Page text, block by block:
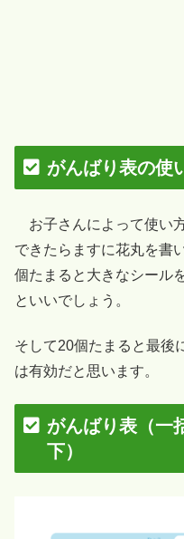
がんばり表の使
お子さんによって使い
できたらますに花丸を書
個たまると大きなシール
といいでしょう。
そして20個たまると最後
は有効だと思います。
がんばり表（一
下）